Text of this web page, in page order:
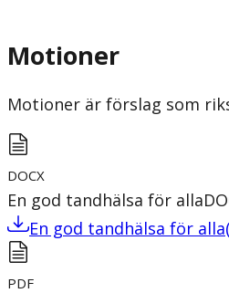
Motioner
Motioner är förslag som
DOCX
En god tandhälsa för alla
En god tandhälsa för alla(
PDF